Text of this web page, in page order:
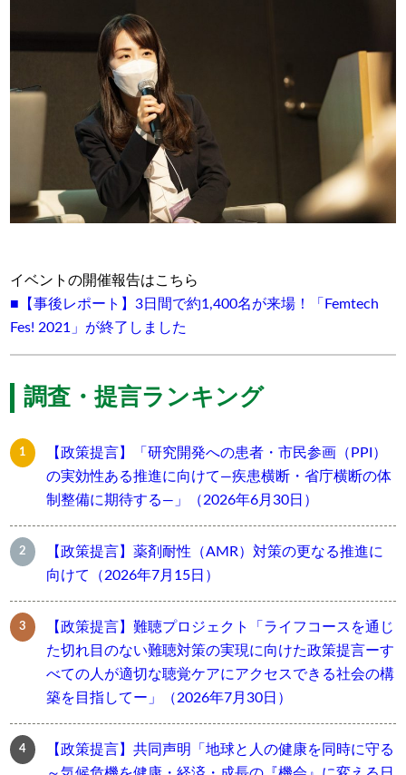
イベントの開催報告はこちら
■【事後レポート】3日間で約1,400名が来場！「Femtech
Fes! 2021」が終了しました
調査・提言ランキング
【政策提言】「研究開発への患者・市民参画（PPI）
の実効性ある推進に向けて―疾患横断・省庁横断の体
制整備に期待する―」（2026年6月30日）
【政策提言】薬剤耐性（AMR）対策の更なる推進に
向けて（2026年7月15日）
【政策提言】難聴プロジェクト「ライフコースを通じ
た切れ目のない難聴対策の実現に向けた政策提言ーす
べての人が適切な聴覚ケアにアクセスできる社会の構
築を目指してー」（2026年7月30日）
【政策提言】共同声明「地球と人の健康を同時に守る